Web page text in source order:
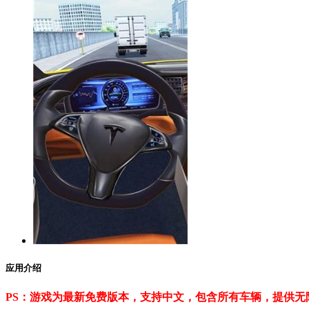
应用介绍
PS：游戏为最新免费版本，支持中文，包含所有车辆，提供无